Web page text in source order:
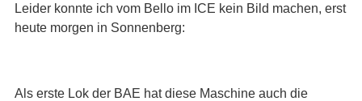
Leider konnte ich vom Bello im ICE kein Bild machen, erst
heute morgen in Sonnenberg:
Als erste Lok der BAE hat diese Maschine auch die